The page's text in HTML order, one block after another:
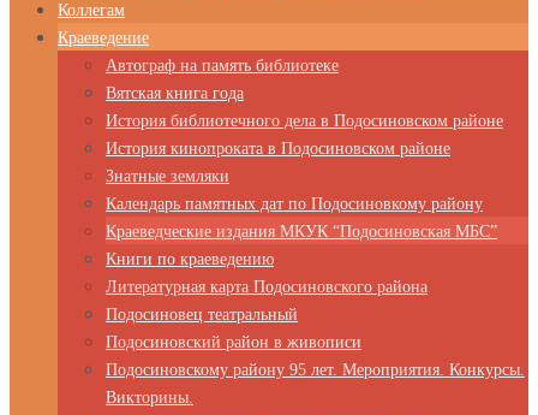
Коллегам
Краеведение
Автограф на память библиотеке
Вятская книга года
История библиотечного дела в Подосиновском районе
История кинопроката в Подосиновском районе
Знатные земляки
Календарь памятных дат по Подосиновкому району
Краеведческие издания МКУК “Подосиновская МБС”
Книги по краеведению
Литературная карта Подосиновского района
Подосиновец театральный
Подосиновский район в живописи
Подосиновскому району 95 лет. Мероприятия. Конкурсы.
Викторины.